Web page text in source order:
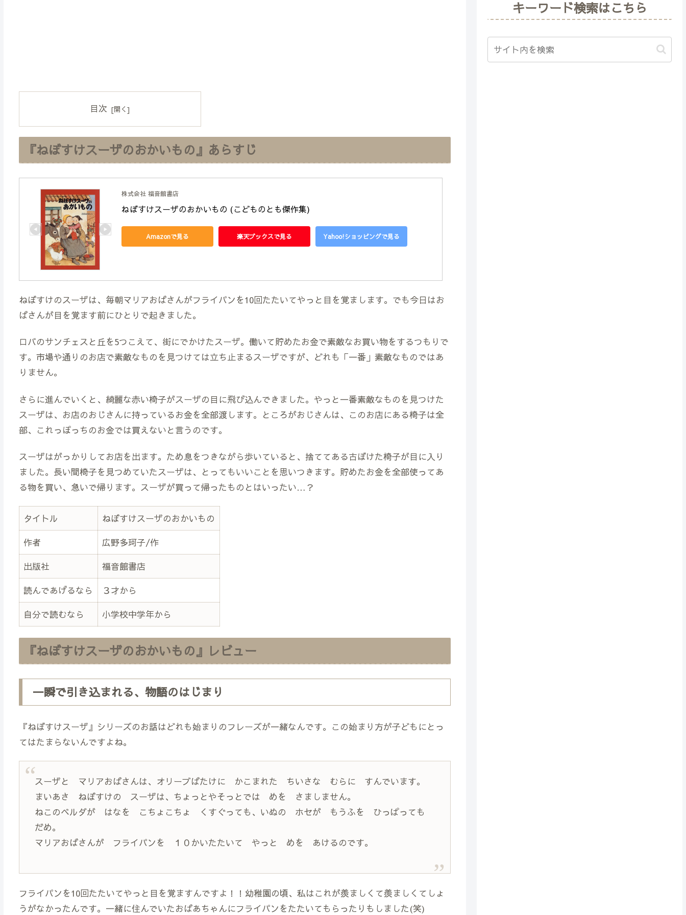
目次
『ねぼすけスーザのおかいもの』あらすじ
株式会社 福音館書店
ねぼすけスーザのおかいもの (こどものとも傑作集)
Amazonで見る 楽天ブックスで見る Yahoo!ショッピングで見る
ねぼすけのスーザは、毎朝マリアおばさんがフライパンを10回たたいてやっと目を覚まします。でも今日はお
ばさんが目を覚ます前にひとりで起きました。
ロバのサンチェスと丘を5つこえて、街にでかけたスーザ。働いて貯めたお金で素敵なお買い物をするつもりで
す。市場や通りのお店で素敵なものを見つけては立ち止まるスーザですが、どれも「一番」素敵なものではあ
りません。
さらに進んでいくと、綺麗な赤い椅子がスーザの目に飛び込んできました。やっと一番素敵なものを見つけた
スーザは、お店のおじさんに持っているお金を全部渡します。ところがおじさんは、このお店にある椅子は全
部、これっぽっちのお金では買えないと言うのです。
スーザはがっかりしてお店を出ます。ため息をつきながら歩いていると、捨ててある古ぼけた椅子が目に入り
ました。長い間椅子を見つめていたスーザは、とってもいいことを思いつきます。貯めたお金を全部使ってあ
る物を買い、急いで帰ります。スーザが買って帰ったものとはいったい…？
タイトル
ねぼすけスーザのおかいもの
作者
広野多珂子/作
出版社
福音館書店
読んであげるなら
３才から
自分で読むなら
小学校中学年から
『ねぼすけスーザのおかいもの』レビュー
一瞬で引き込まれる、物語のはじまり
『ねぼすけスーザ』シリーズのお話はどれも始まりのフレーズが一緒なんです。この始まり方が子どもにとっ
てはたまらないんですよね。
スーザと マリアおばさんは、オリーブばたけに かこまれた ちいさな むらに すんでいます。
まいあさ ねぼすけの スーザは、ちょっとやそっとでは めを さましません。
ねこのベルダが はなを こちょこちょ くすぐっても、いぬの ホセが もうふを ひっぱっても
だめ。
マリアおばさんが フライパンを １０かいたたいて やっと めを あけるのです。
フライパンを10回たたいてやっと目を覚ますんですよ！！幼稚園の頃、私はこれが羨ましくて羨ましくてしょ
うがなかったんです。一緒に住んでいたおばあちゃんにフライパンをたたいてもらったりもしました(笑)
キーワード検索はこちら